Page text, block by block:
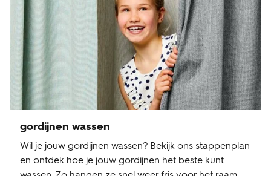
gordijnen wassen
Wil je jouw gordijnen wassen? Bekijk ons stappenplan
en ontdek hoe je jouw gordijnen het beste kunt